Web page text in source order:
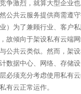
争激烈，就算大型企业
公共云服务提供商需遵
）为了兼顾行业、客户
故倾向于架设私有云端网
公共云类似。然而，架
数据中心、网络、存储
必须充分考虑使用私有
有云正常运作。